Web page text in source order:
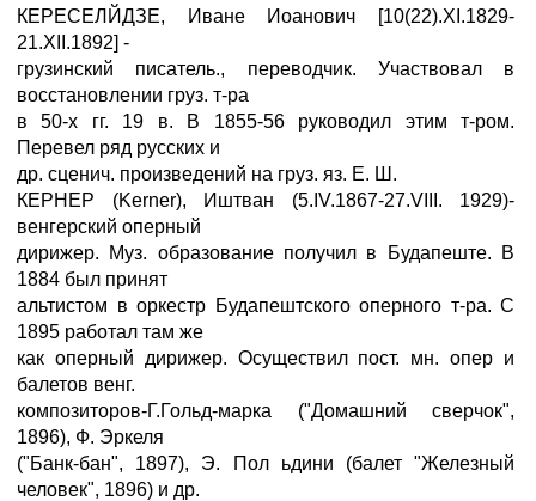
КЕРЕСЕЛЙДЗЕ, Иване Иоанович [10(22).XI.1829-
21.XII.1892] -
грузинский писатель., переводчик. Участвовал в
восстановлении груз. т-ра
в 50-х гг. 19 в. В 1855-56 руководил этим т-ром.
Перевел ряд русских и
др. сценич. произведений на груз. яз. Е. Ш.
КЕРНЕР (Kerner), Иштван (5.IV.1867-27.VIII. 1929)-
венгерский оперный
дирижер. Муз. образование получил в Будапеште. В
1884 был принят
альтистом в оркестр Будапештского оперного т-ра. С
1895 работал там же
как оперный дирижер. Осуществил пост. мн. опер и
балетов венг.
композиторов-Г.Гольд-марка ("Домашний сверчок",
1896), Ф. Эркеля
("Банк-бан", 1897), Э. Пол ьдини (балет "Железный
человек", 1896) и др.